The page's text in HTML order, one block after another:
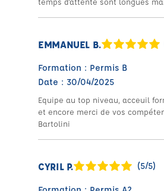
EMMANUEL B.
Formation : Permis B
Date : 30/04/2025
Equipe au top niveau, acceuil
et encore merci de vos
Bartolini
CYRIL P. (5/5)